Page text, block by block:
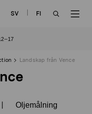
SV
FI
Landskap från Vence
| Oljemålning